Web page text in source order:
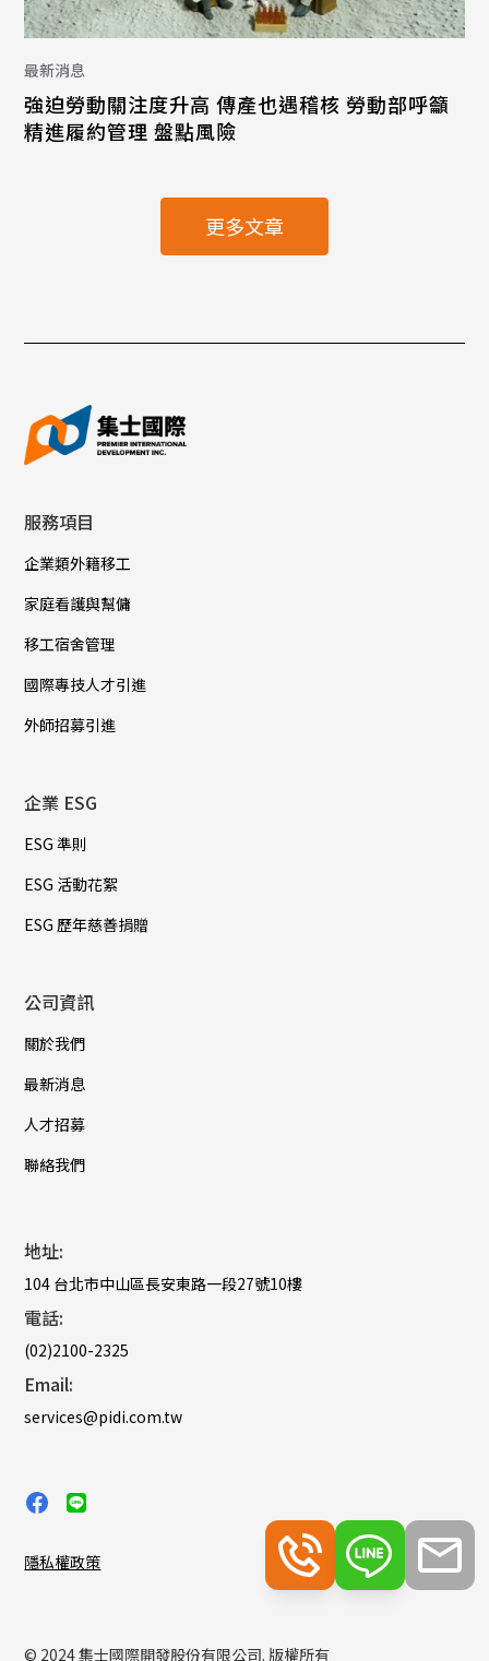
最新消息
強迫勞動關注度升高 傳產也遇稽核 勞動部呼籲
精進履約管理 盤點風險
更多文章
服務項目
企業類外籍移工
家庭看護與幫傭
移工宿舍管理
國際專技人才引進
外師招募引進
企業 ESG
ESG 準則
ESG 活動花絮
ESG 歷年慈善捐贈
公司資訊
關於我們
最新消息
人才招募
聯絡我們
地址:
104 台北市中山區長安東路一段27號10樓
電話:
(02)2100-2325
Email:
services@pidi.com.tw
© 2024 集士國際開發股份有限公司. 版權所有
隱私權政策